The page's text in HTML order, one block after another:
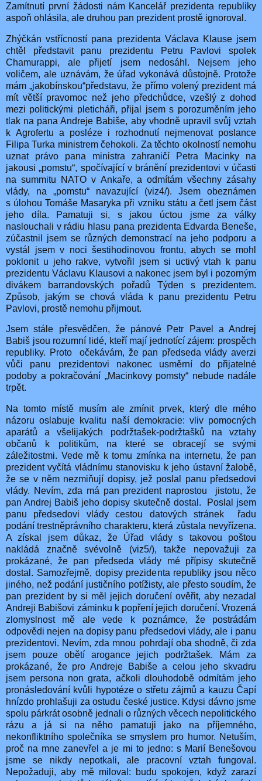
Zamítnutí první žádosti nám Kancelář prezidenta republiky
aspoň ohlásila, ale druhou pan prezident prostě ignoroval.
Zhýčkán vstřícností pana prezidenta Václava Klause jsem
chtěl představit panu prezidentu Petru Pavlovi spolek
Chamurappi, ale přijetí jsem nedosáhl. Nejsem jeho
voličem, ale uznávám, že úřad vykonává důstojně. Protože
mám „jakobínskou“představu, že přímo volený prezident má
mít větší pravomoc než jeho předchůdce, vzešlý z dohod
mezi politickými pleticháři, přijal jsem s porozuměním jeho
tlak na pana Andreje Babiše, aby vhodně upravil svůj vztah
k Agrofertu a posléze i rozhodnutí nejmenovat poslance
Filipa Turka ministrem čehokoli. Za těchto okolností nemohu
uznat právo pana ministra zahraničí Petra Macinky na
jakousi „pomstu“, spočívající v bránění prezidentovi v účasti
na summitu NATO v Ankaře, a odmítám všechny zásahy
vlády, na „pomstu“ navazující (viz4/). Jsem obeznámen
s úlohou Tomáše Masaryka při vzniku státu a četl jsem část
jeho díla. Pamatuji si, s jakou úctou jsme za války
naslouchali v rádiu hlasu pana prezidenta Edvarda Beneše,
zúčastnil jsem se různých demonstrací na jeho podporu a
vystál jsem v noci šestihodinovou frontu, abych se mohl
poklonit u jeho rakve, vytvořil jsem si uctivý vtah k panu
prezidentu Václavu Klausovi a nakonec jsem byl i pozorným
divákem barrandovských pořadů Týden s prezidentem.
Způsob, jakým se chová vláda k panu prezidentu Petru
Pavlovi, prostě nemohu přijmout.
Jsem stále přesvědčen, že pánové Petr Pavel a Andrej
Babiš jsou rozumní lidé, kteří mají jednotící zájem: prospěch
republiky. Proto
očekávám, že pan předseda vlády averzi
vůči panu prezidentovi nakonec usměrní do přijatelné
podoby a pokračování „Macinkovy pomsty“ nebude nadále
trpět.
Na tomto místě musím ale zmínit prvek, který dle mého
názoru oslabuje kvalitu naší demokracie: vliv pomocných
aparátů a všelijakých podržtašek-podržtašků na vztahy
občanů k politikům, na které se obracejí se svými
záležitostmi. Vede mě k tomu zmínka na internetu, že pan
prezident vyčítá vládnímu stanovisku k jeho ústavní žalobě,
že se v něm nezmiňují dopisy, jež poslal panu předsedovi
vlády. Nevím, zda má pan prezident naprostou
jistotu, že
pan Andrej Babiš jeho dopisy skutečně dostal.
Poslal jsem
panu předsedovi vlády cestou datových stránek
řadu
podání trestněprávního charakteru, která zůstala nevyřízena.
A získal jsem důkaz, že Úřad vlády s takovou poštou
nakládá značně svévolně (viz5/), takže nepovažuji za
prokázané, že pan předseda vlády mé přípisy skutečně
dostal. Samozřejmě, dopisy prezidenta republiky jsou něco
jiného, než podání justičního potížisty, ale přesto soudím, že
pan prezident by si měl jejich doručení ověřit, aby nezadal
Andreji Babišovi záminku k popření jejich doručení. Vrozená
zlomyslnost mě ale vede k poznámce, že postrádám
odpovědi nejen na dopisy panu předsedovi vlády, ale i panu
prezidentovi. Nevím, zda mnou pohrdají oba shodně, či zda
jsem pouze obětí arogance jejich podržtašek. Mám za
prokázané, že pro Andreje Babiše a celou jeho skvadru
jsem persona non grata, ačkoli dlouhodobě odmítám jeho
pronásledování kvůli hypotéze o střetu zájmů a kauzu Čapí
hnízdo prohlašuji za ostudu české justice. Kdysi dávno jsme
spolu párkrát osobně jednali o různých věcech nepolitického
rázu a já si na něho pamatuji jako na příjemného,
nekonfliktního společníka se smyslem pro humor. Netuším,
proč na mne zanevřel a je mi to jedno: s Marií Benešovou
jsme se nikdy nepotkali, ale pracovní vztah fungoval.
Nepožaduji, aby mě miloval: budu spokojen, když zarazí